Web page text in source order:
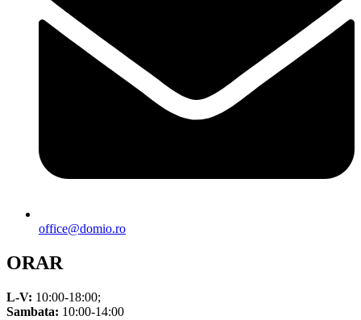
office@domio.ro
ORAR
L-V: 10:00-18:00;
Sambata: 10:00-14:00